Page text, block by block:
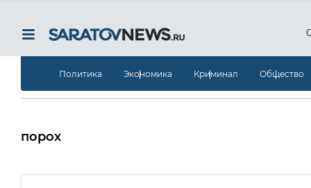
Политика Экономика Криминал Общество
порох